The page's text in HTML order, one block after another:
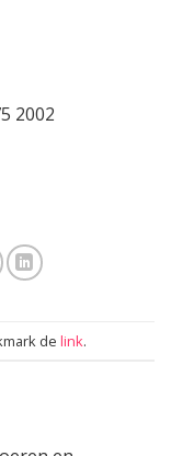
2002
de link.